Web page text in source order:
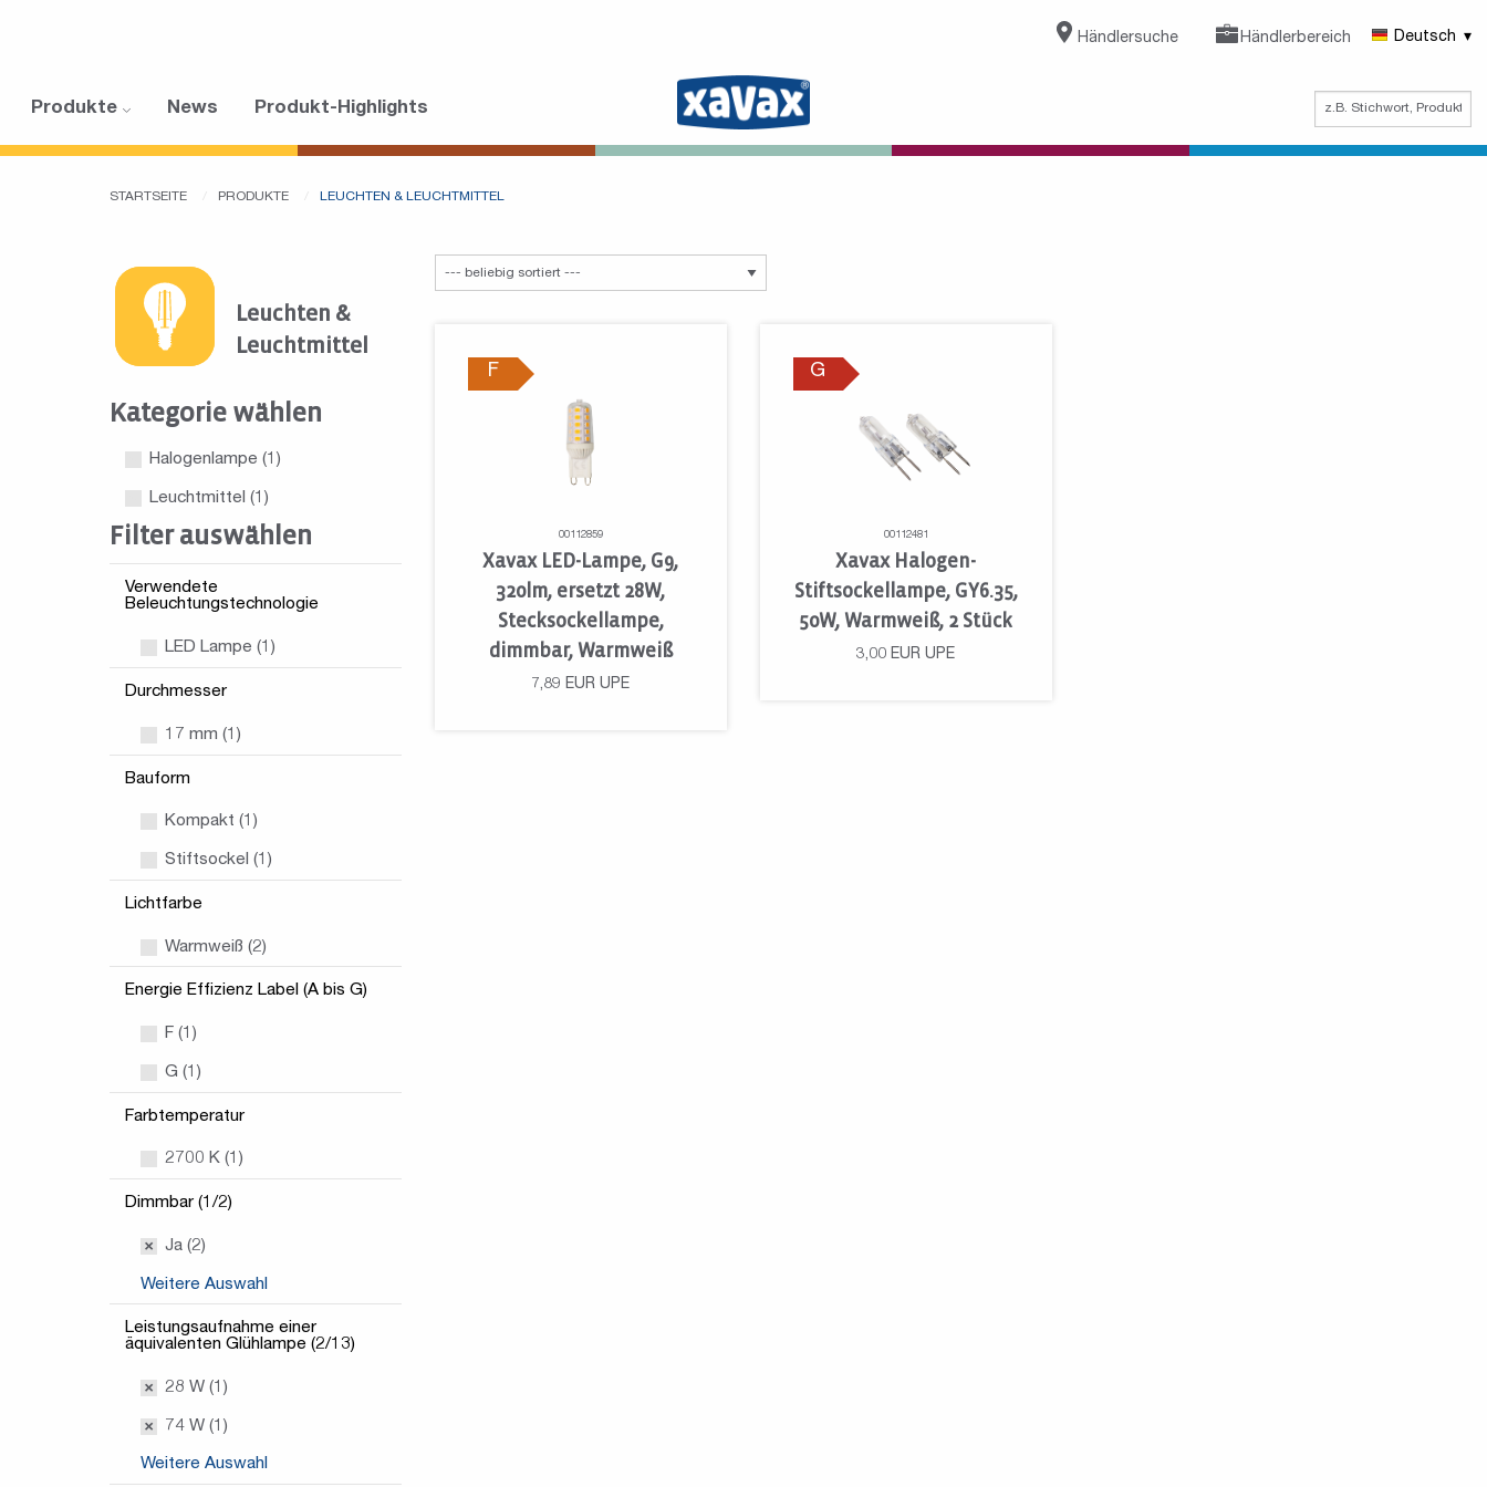
Händlersuche Händlerbereich Deutsch
Produkte News Produkt-Highlights
STARTSEITE PRODUKTE LEUCHTEN & LEUCHTMITTEL
Leuchten &
Leuchtmittel
Kategorie wählen
Halogenlampe (1)
Leuchtmittel (1)
Filter auswählen
Verwendete
Beleuchtungstechnologie
LED Lampe (1)
Durchmesser
17 mm (1)
Bauform
Kompakt (1)
Stiftsockel (1)
Lichtfarbe
Warmweiß (2)
Energie Effizienz Label (A bis G)
F (1)
G (1)
Farbtemperatur
2700 K (1)
Dimmbar (1/2)
Ja (2)
Weitere Auswahl
Leistungsaufnahme einer
äquivalenten Glühlampe (2/13)
28 W (1)
74 W (1)
Weitere Auswahl
F
00112859
Xavax LED-Lampe, G9,
320lm, ersetzt 28W,
Stecksockellampe,
dimmbar, Warmweiß
7,89 EUR UPE
G
00112481
Xavax Halogen-
Stiftsockellampe, GY6.35,
50W, Warmweiß, 2 Stück
3,00 EUR UPE